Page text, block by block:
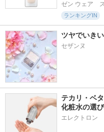
ゼン ウェア　
ランキングIN
ツヤでいき
セザンヌ
テカリ・ベ
化粧水の選
エレクトロン